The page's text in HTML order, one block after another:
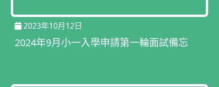
2023年10月12日
2024年9月小一入學申請第一輪面試備忘